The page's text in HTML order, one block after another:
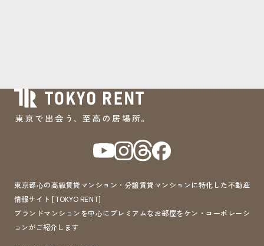
東京都心の高級賃貸マンション・分譲賃貸マンションに特化した不動産
情報サイト [TOKYO RENT]
ブランドマンションを中心にプレミアムなお部屋をケン・コーポレーシ
ョンがご紹介します